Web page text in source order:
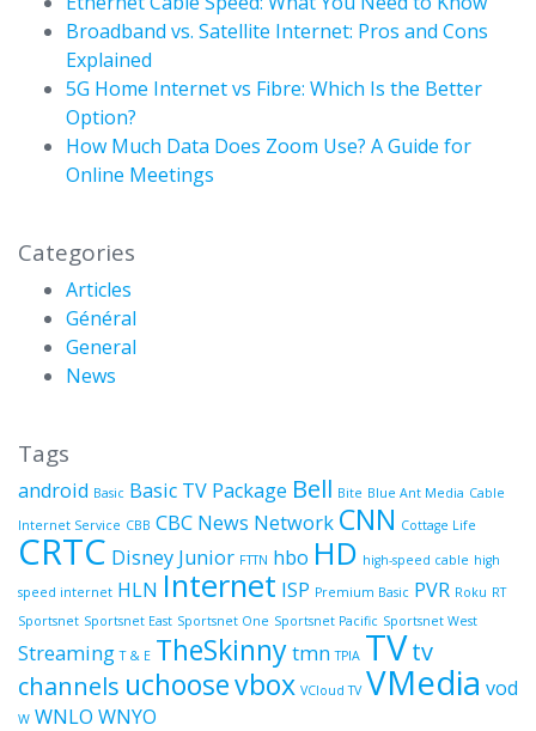
Broadband vs. Satellite Internet: Pros and Cons
Explained
5G Home Internet vs Fibre: Which Is the Better
Option?
How Much Data Does Zoom Use? A Guide for
Online Meetings
Categories
Articles
Général
General
News
Tags
android Basic Basic TV Package Bell Bite Blue Ant Media Cable
Internet Service CBB CBC News Network CNN Cottage Life
CRTC Disney Junior FTTN hbo HD high-speed cable high
speed internet HLN Internet ISP Premium Basic PVR Roku RT
Sportsnet Sportsnet East Sportsnet One Sportsnet Pacific Sportsnet West
Streaming T & E TheSkinnytmn TPIA TVtv
channels uchoosevbox VCloud TV VMedia vod
W WNLO WNYO